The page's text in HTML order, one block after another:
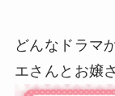
どんなドラマ
エさんとお嬢